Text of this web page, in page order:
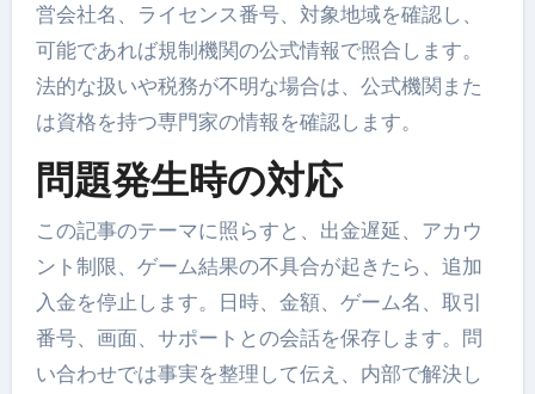
営会社名、ライセンス番号、対象地域を確認し、
可能であれば規制機関の公式情報で照合します。
法的な扱いや税務が不明な場合は、公式機関また
は資格を持つ専門家の情報を確認します。
問題発生時の対応
この記事のテーマに照らすと、出金遅延、アカウ
ント制限、ゲーム結果の不具合が起きたら、追加
入金を停止します。日時、金額、ゲーム名、取引
番号、画面、サポートとの会話を保存します。問
い合わせでは事実を整理して伝え、内部で解決し